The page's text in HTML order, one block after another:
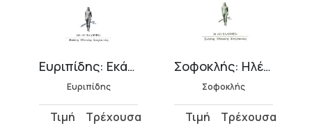
Ευριπίδης: Εκάβη
Ευριπίδης
Original
Σοφοκλής: Ηλέκτρα
Σοφοκλής
Original